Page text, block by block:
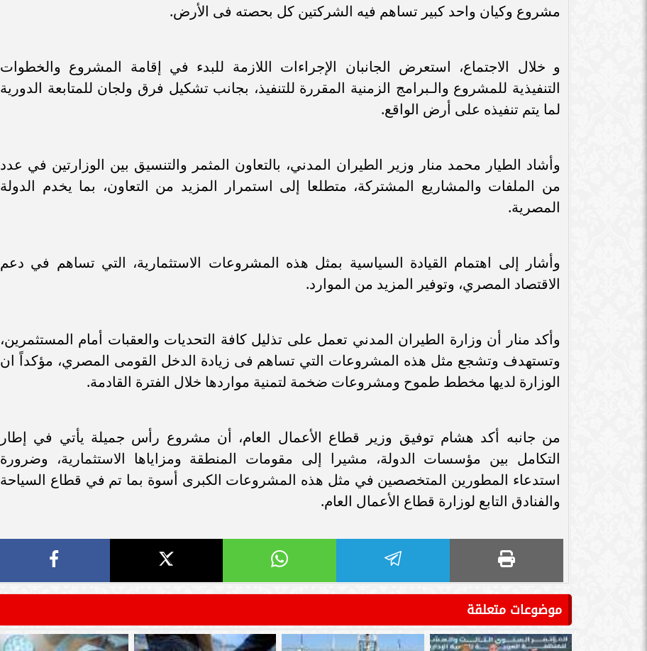
مشروع وكيان واحد كبير تساهم فيه الشركتين كل بحصته فى الأرض.
و خلال الاجتماع، استعرض الجانبان الإجراءات اللازمة للبدء في إقامة المشروع والخطوات
التنفيذية للمشروع والـبرامج الزمنية المقررة للتنفيذ، بجانب تشكيل فرق ولجان للمتابعة الدورية
لما يتم تنفيذه على أرض الواقع.
وأشاد الطيار محمد منار وزير الطيران المدني، بالتعاون المثمر والتنسيق بين الوزارتين في عدد
من الملفات والمشاريع المشتركة، متطلعا إلى استمرار المزيد من التعاون، بما يخدم الدولة
المصرية.
وأشار إلى اهتمام القيادة السياسية بمثل هذه المشروعات الاستثمارية، التي تساهم في دعم
الاقتصاد المصري، وتوفير المزيد من الموارد.
وأكد منار أن وزارة الطيران المدني تعمل على تذليل كافة التحديات والعقبات أمام المستثمرين،
وتستهدف وتشجع مثل هذه المشروعات التي تساهم فى زيادة الدخل القومى المصري، مؤكداً ان
الوزارة لديها مخطط طموح ومشروعات ضخمة لتمنية مواردها خلال الفترة القادمة.
من جانبه أكد هشام توفيق وزير قطاع الأعمال العام، أن مشروع رأس جميلة يأتي في إطار
التكامل بين مؤسسات الدولة، مشيرا إلى مقومات المنطقة ومزاياها الاستثمارية، وضرورة
استدعاء المطورين المتخصصين في مثل هذه المشروعات الكبرى أسوة بما تم في قطاع السياحة
والفنادق التابع لوزارة قطاع الأعمال العام.
موضوعات متعلقة
سامر شقير: اتفاقيات السعودية وروسيا
في رؤية...
جديداً للاستثمار في الطاقة السعودية
سامر شقير: ارتفاع استثمارات البنوك
الاستقرار المالي